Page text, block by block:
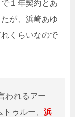
１年契約とあ
が、浜崎あゆ
くらいなので
われるアー
トゥルー、浜